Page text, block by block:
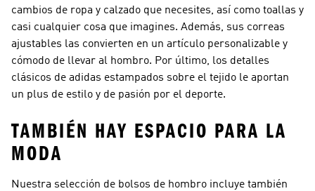
cambios de ropa y calzado que necesites, así como toallas y
casi cualquier cosa que imagines. Además, sus correas
ajustables las convierten en un artículo personalizable y
cómodo de llevar al hombro. Por último, los detalles
clásicos de adidas estampados sobre el tejido le aportan
un plus de estilo y de pasión por el deporte.
TAMBIÉN HAY ESPACIO PARA LA
MODA
Nuestra selección de bolsos de hombro incluye también